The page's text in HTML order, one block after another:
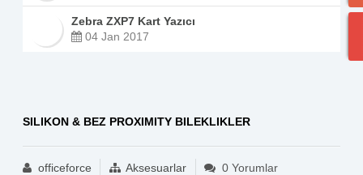
Zebra ZXP7 Kart Yazıcı
04 Jan 2017
SILIKON & BEZ PROXIMITY BILEKLIKLER
officeforce Aksesuarlar
0 Yorumlar